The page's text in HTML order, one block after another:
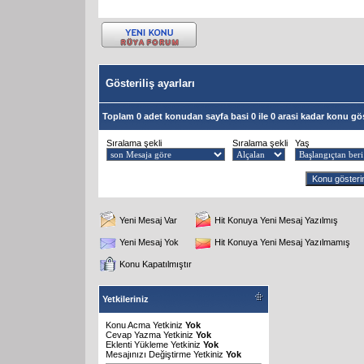
Gösteriliş ayarları
Toplam 0 adet konudan sayfa basi 0 ile 0 arasi kadar konu
Sıralama şekli Sıralama şekli Yaş
Yeni Mesaj Var Hit Konuya Yeni Mesaj Yazılmış
Yeni Mesaj Yok Hit Konuya Yeni Mesaj Yazılmamış
Konu Kapatılmıştır
Yetkileriniz
Konu Acma Yetkiniz Yok
Cevap Yazma Yetkiniz Yok
Eklenti Yükleme Yetkiniz Yok
Mesajınızı Değiştirme Yetkiniz Yok